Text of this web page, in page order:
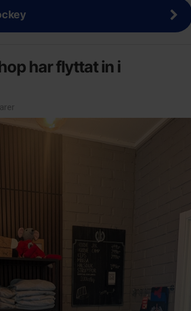
har flyttat in i